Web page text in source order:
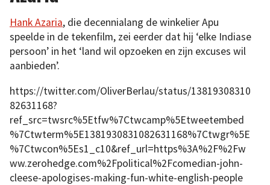
Hank Azaria, die decennialang de winkelier Apu
speelde in de tekenfilm, zei eerder dat hij ‘elke Indiase
persoon’ in het ‘land wil opzoeken en zijn excuses wil
aanbieden’.
https://twitter.com/OliverBerlau/status/13819308310
82631168?
ref_src=twsrc%5Etfw%7Ctwcamp%5Etweetembed
%7Ctwterm%5E1381930831082631168%7Ctwgr%5E
%7Ctwcon%5Es1_c10&ref_url=https%3A%2F%2Fw
ww.zerohedge.com%2Fpolitical%2Fcomedian-john-
cleese-apologises-making-fun-white-english-people